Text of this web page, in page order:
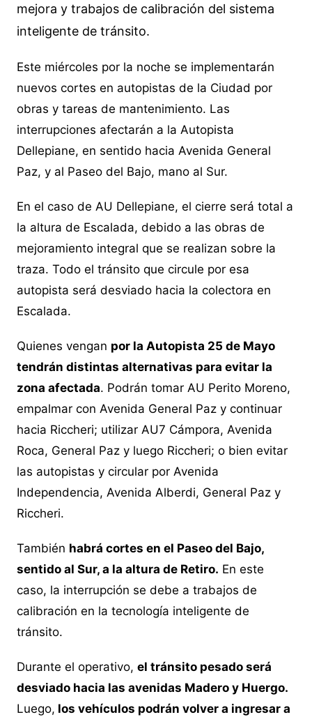
mejora y trabajos de calibración del sistema
inteligente de tránsito.
Este miércoles por la noche se implementarán
nuevos cortes en autopistas de la Ciudad por
obras y tareas de mantenimiento. Las
interrupciones afectarán a la Autopista
Dellepiane, en sentido hacia Avenida General
Paz, y al Paseo del Bajo, mano al Sur.
En el caso de AU Dellepiane, el cierre será total a
la altura de Escalada, debido a las obras de
mejoramiento integral que se realizan sobre la
traza. Todo el tránsito que circule por esa
autopista será desviado hacia la colectora en
Escalada.
Quienes vengan por la Autopista 25 de Mayo
tendrán distintas alternativas para evitar la
zona afectada. Podrán tomar AU Perito Moreno,
empalmar con Avenida General Paz y continuar
hacia Riccheri; utilizar AU7 Cámpora, Avenida
Roca, General Paz y luego Riccheri; o bien evitar
las autopistas y circular por Avenida
Independencia, Avenida Alberdi, General Paz y
Riccheri.
También habrá cortes en el Paseo del Bajo,
sentido al Sur, a la altura de Retiro. En este
caso, la interrupción se debe a trabajos de
calibración en la tecnología inteligente de
tránsito.
Durante el operativo, el tránsito pesado será
desviado hacia las avenidas Madero y Huergo.
Luego, los vehículos podrán volver a ingresar a